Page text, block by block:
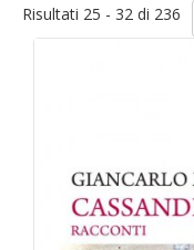
Risultati 25 - 32 di 236